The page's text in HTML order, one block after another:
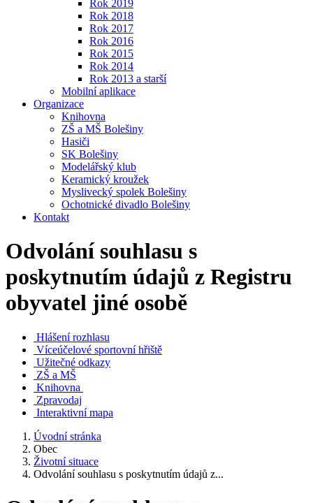
Rok 2019
Rok 2018
Rok 2017
Rok 2016
Rok 2015
Rok 2014
Rok 2013 a starší
Mobilní aplikace
Organizace
Knihovna
ZŠ a MŠ Bolešiny
Hasiči
SK Bolešiny
Modelářský klub
Keramický kroužek
Myslivecký spolek Bolešiny
Ochotnické divadlo Bolešiny
Kontakt
Odvolání souhlasu s
poskytnutím údajů z Registru
obyvatel jiné osobě
Hlášení rozhlasu
Víceúčelové sportovní hřiště
Užitečné odkazy
ZŠ a MŠ
Knihovna
Zpravodaj
Interaktivní mapa
Úvodní stránka
Obec
Životní situace
Odvolání souhlasu s poskytnutím údajů z...